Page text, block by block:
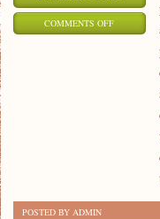
COMMENTS OFFON
CZASACH
POSTED BY ADMIN